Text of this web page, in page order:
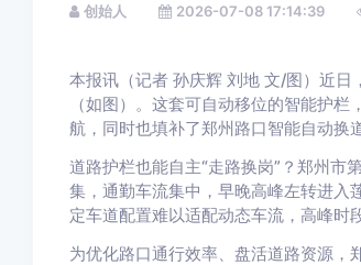
创始人 2026-07-08 17:14:39
本报讯（记者 孙庆辉 刘地 文/图）近
（如图）。这套可自动移位的智能护
航，同时也填补了郑州路口智能自动换
道路护栏也能自主“走路换岗”？郑州市
集，通勤车流集中，早晚高峰左转进入
定车道配置难以适配动态车流，高峰时
为优化路口通行效率、盘活道路资源，